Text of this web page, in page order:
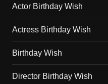
Actor Birthday Wish
Actress Birthday Wish
Birthday Wish
Director Birthday Wish